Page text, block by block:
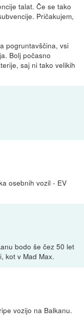
talat. Če se tako
Pričakujem,
pogruntavščina, vsi
Bolj počasno
saj ni tako velikih
osebnih vozil - EV
bodo še čez 50 let
kot v Mad Max.
vozijo na Balkanu.